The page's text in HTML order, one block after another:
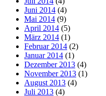
Juni 2014 (4)
Mai 2014 (9)
April 2014 (5)
März 2014 (1)
Februar 2014 (2)
Januar 2014 (1)
Dezember 2013 (4)
November 2013 (1)
August 2013 (4)
Juli 2013 (4)